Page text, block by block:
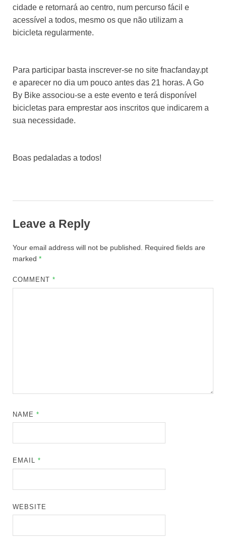
cidade e retornará ao centro, num percurso fácil e
acessível a todos, mesmo os que não utilizam a
bicicleta regularmente.
Para participar basta inscrever-se no site fnacfanday.pt
e aparecer no dia um pouco antes das 21 horas. A Go
By Bike associou-se a este evento e terá disponível
bicicletas para emprestar aos inscritos que indicarem a
sua necessidade.
Boas pedaladas a todos!
Leave a Reply
Your email address will not be published.
Required fields are
marked *
COMMENT*
NAME*
EMAIL*
WEBSITE